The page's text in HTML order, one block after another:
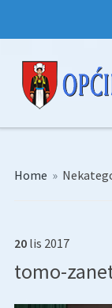
Home »
20 lis 2017
tomo-